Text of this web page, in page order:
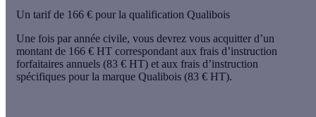
Un tarif de 166 € pour la qualification Qualibois
Une fois par année civile, vous devrez vous acquitter d’un
montant de 166 € HT correspondant aux frais d’instruction
forfaitaires annuels (83 € HT) et aux frais d’instruction
spécifiques pour la marque Qualibois (83 € HT).